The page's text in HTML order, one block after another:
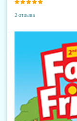
2 отзыва